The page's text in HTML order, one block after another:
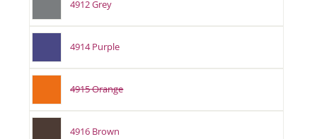
4912 Grey
4914 Purple
4915 Orange
4916 Brown